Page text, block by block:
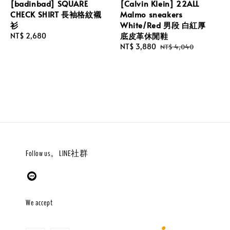
[badinbad] SQUARE
CHECK SHIRT 長袖格紋襯
衫
Regular
NT$ 2,680
[Calvin Klein] 22ALL
Malmo sneakers
White/Red 男段 白紅厚
底皮革休閒鞋
Sale
NT$ 3,880 Regular
NT$ 4,040
Follow us。LINE社群
We accept